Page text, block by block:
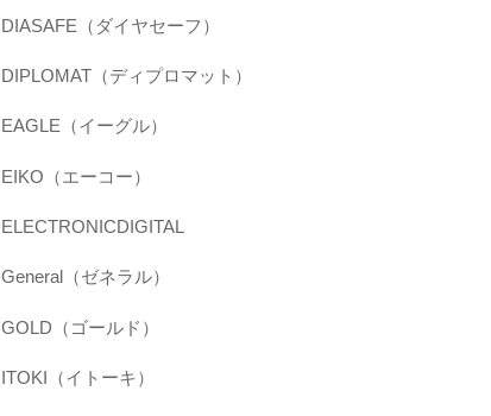
DIASAFE（ダイヤセーフ）
DIPLOMAT（ディプロマット）
EAGLE（イーグル）
EIKO（エーコー）
ELECTRONICDIGITAL
General（ゼネラル）
GOLD（ゴールド）
ITOKI（イトーキ）